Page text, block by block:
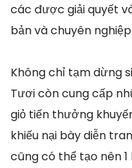
các được giải quyết
bản và chuyên nghiệp.
Không chỉ tạm dừng
Tươi còn cung cấp
giỏ tiến thưởng
khiếu nại bày diễn
cũng có thể tạo nên